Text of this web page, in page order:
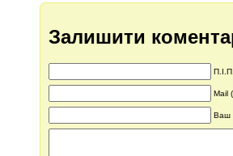
Залишити
Mail
Ваш